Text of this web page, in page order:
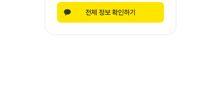
전체 정보 확인하기